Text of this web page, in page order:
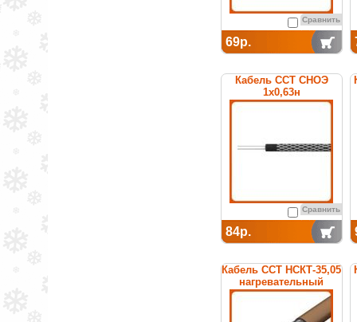
Сравнить
69р.
Кабель ССТ СНОЭ
1х0,63н
нагревательный
Сравнить
84р.
Кабель ССТ НСКТ-35,05
нагревательный